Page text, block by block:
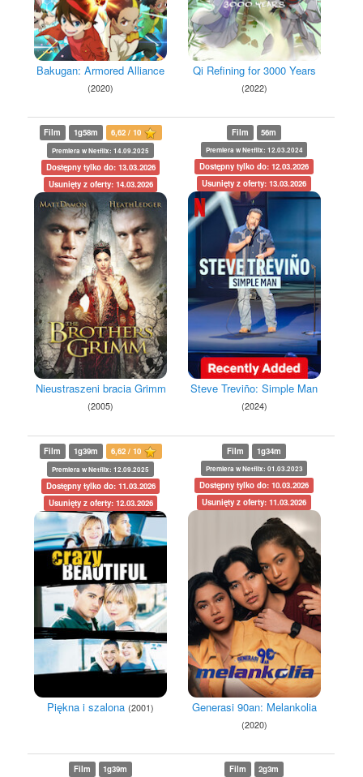
Bakugan: Armored Alliance
(2020)
Qi Refining for 3000 Years
(2022)
Film 1g58m 6,62 / 10
Premiera w Netflix: 14.09.2025
Dostępny tylko do: 13.03.2026
Usunięty z oferty: 14.03.2026
Nieustraszeni bracia Grimm
(2005)
Film 56m
Premiera w Netflix: 12.03.2024
Dostępny tylko do: 12.03.2026
Usunięty z oferty: 13.03.2026
Steve Treviño: Simple Man
(2024)
Film 1g39m 6,62 / 10
Premiera w Netflix: 12.09.2025
Dostępny tylko do: 11.03.2026
Usunięty z oferty: 12.03.2026
Piękna i szalona (2001)
Film 1g34m
Premiera w Netflix: 01.03.2023
Dostępny tylko do: 10.03.2026
Usunięty z oferty: 11.03.2026
Generasi 90an: Melankolia
(2020)
Film 1g39m Film 2g3m